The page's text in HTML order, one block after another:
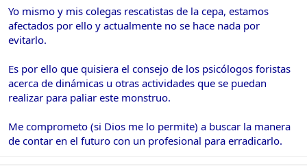
m
a
Yo mismo y mis colegas rescatistas de la cepa, estamos
afectados por ello y actualmente no se hace nada por
evitarlo.
Es por ello que quisiera el consejo de los psicólogos foristas
acerca de dinámicas u otras actividades que se puedan
realizar para paliar este monstruo.
Me comprometo (si Dios me lo permite) a buscar la manera
de contar en el futuro con un profesional para erradicarlo.